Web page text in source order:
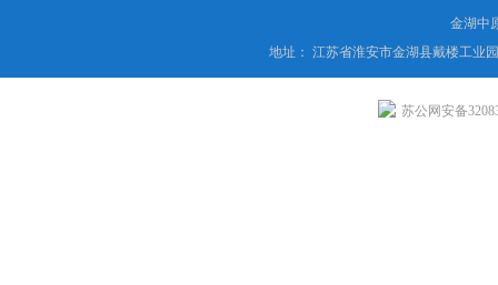
金湖中
地址： 江苏省淮安市金湖县戴楼工业
苏公网安备